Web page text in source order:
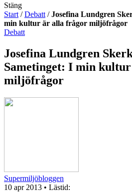
Stäng
Start /Debatt /Josefina Lundgren
min kultur är alla frågor miljöfrågor
Debatt
Josefina Lundgren
Sametinget: I min
miljöfrågor
Supermiljöbloggen
10 apr 2013 • Lästid: